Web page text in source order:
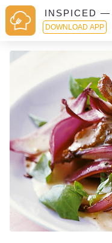
INSPICED —
DOWNLOAD APP